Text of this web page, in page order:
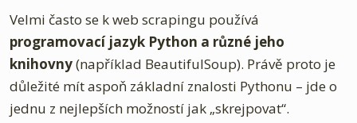
Velmi často se k web scrapingu používá
programovací jazyk Python a různé jeho
knihovny(například BeautifulSoup). Právě proto je
důležité mít aspoň základní znalosti Pythonu – jde o
jednu z nejlepších možností jak „skrejpovat“.